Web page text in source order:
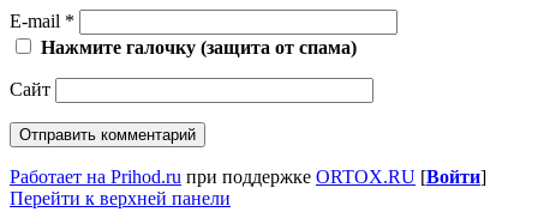
E-mail *
Нажмите галочку (защита от спама)
Сайт
Работает на Prihod.ru при поддержке ORTOX.RU [Войти]
Перейти к верхней панели